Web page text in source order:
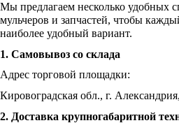
Мы предлагаем несколько удобных
мульчеров и запчастей, чтобы
наиболее удобный вариант.
1. Самовывоз со склада
Адрес торговой площадки:
Кировоградская обл., г.
2. Доставка крупногабаритной